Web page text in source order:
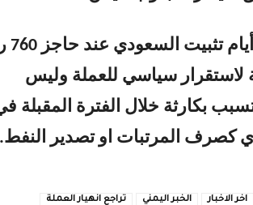
ويحاول
سياسي للعملة وليس
يتسبب بكارثة خلال الفترة المقبلة
كصرف المرتبات او تصدير النفط.
اخر الاخبار الخبر اليمني تراجع انهيار العملة